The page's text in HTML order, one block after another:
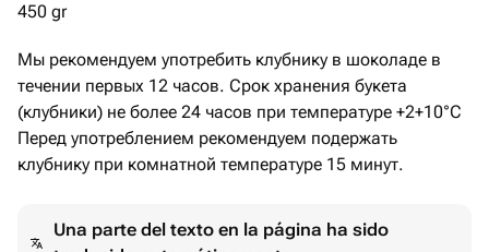
Состав: сахар, масло какао, сухое цельное молоко,
ароматизатор натуральный ваниль.
450 gr
Мы рекомендуем употребить клубнику в шоколаде в
течении первых 12 часов. Срок хранения букета
(клубники) не более 24 часов при температуре +2+10°C
Перед употреблением рекомендуем подержать
клубнику при комнатной температуре 15 минут.
Una parte del texto en la página ha sido